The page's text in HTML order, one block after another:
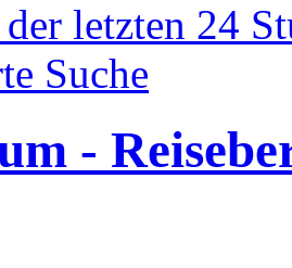
letzten 24
Suche
-